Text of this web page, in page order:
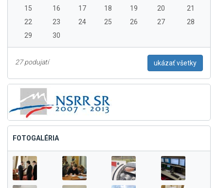
15
16 17 18 19 20
21
22
23 24 25 26 27
28
29
30
27 podujatí ukázať všetky
FOTOGALÉRIA